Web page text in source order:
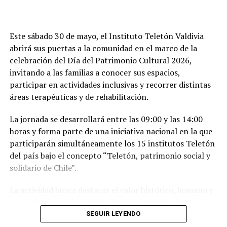
con un objetivo educativo y de formación de nuevas
audiencias como es el mundo gamer” , señaló el
seremi de las Culturas, las Artes y el Patrimonio, Oscar
Mendoza.
El concierto de música de videojuegos es parte del
START, proyecto liderado por Universidad Santo Tomás
y financiado por el Fondo para la Innovación y
Competitividad FIC-R del Gobierno Regional de Los
Ríos, el cual busca consolidar a Valdivia como un polo
estratégico para el fortalecimiento de la industria de los
“Como Ministerio de las Culturas en la región
Este sábado 30 de mayo, el Instituto Teletón Valdivia
abrirá sus puertas a la comunidad en el marco de la
celebración del Día del Patrimonio Cultural 2026,
invitando a las familias a conocer sus espacios,
participar en actividades inclusivas y recorrer distintas
áreas terapéuticas y de rehabilitación.
La jornada se desarrollará entre las 09:00 y las 14:00
horas y forma parte de una iniciativa nacional en la que
participarán simultáneamente los 15 institutos Teletón
del país bajo el concepto “Teletón, patrimonio social y
solidario de Chile”.
sus 48 años de trayectoria junto a millones de personas
SEGUIR LEYENDO